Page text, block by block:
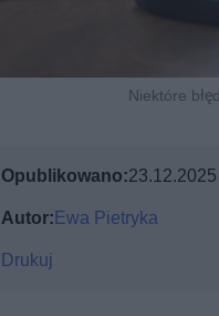
Niektóre
Opublikowano:23.12.2025
Autor:Ewa Pietryka
Drukuj